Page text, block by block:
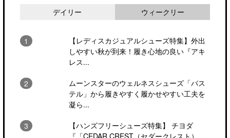
デイリー ウィークリー
【レディスカジュアルシューズ特集】外出
しやすい秋が到来！履き心地の良い『アキ
レス...
ムーンスターのウェルネスシューズ「パス
テル」から履きやすく履かせやすい工夫を
凝ら...
【ハンズフリーシューズ特集】 チヨダ